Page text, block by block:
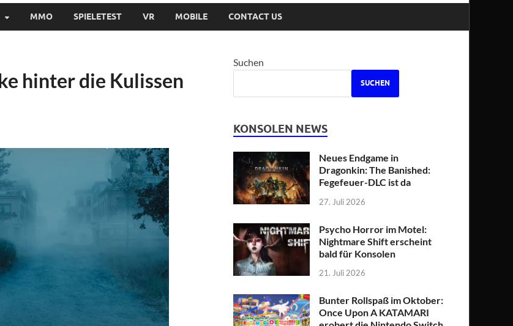
MMO SPIELETEST VR MOBILE CONTACT US
hinter die Kulissen
Suchen
SUCHEN
KONSOLEN NEWS
Neues Endgame in
Dragonkin: The Banished:
Fegefeuer-DLC ist da
27. Juli 2026
Psycho Horror im Motel:
Nightmare Shift erscheint
bald für Konsolen
21. Juli 2026
Bunter Rollspaß im Oktober:
Once Upon A KATAMARI